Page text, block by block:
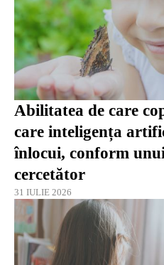
Abilitatea de care
care inteligența
înlocui, conform
cercetător
31 IULIE 2026